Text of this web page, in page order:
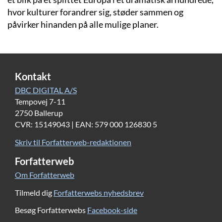
hvor kulturer forandrer sig, støder sammen og
påvirker hinanden på alle mulige planer.
Kontakt
DBC DIGITAL A/S
Tempovej 7-11
2750 Ballerup
CVR: 15149043 | EAN: 579 000 126830 5
Skriv til Forfatterweb-redaktionen
Forfatterweb
Om Forfatterweb
Tilmeld dig Forfatterwebs nyhedsbrev
Besøg Forfatterwebs Facebook-side